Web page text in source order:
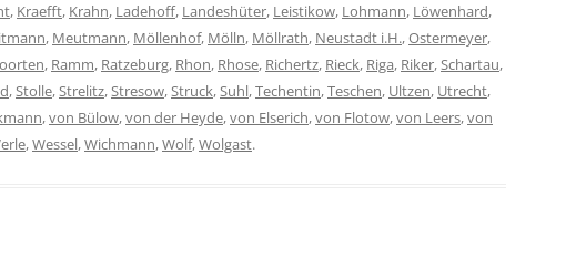
, Kraefft, Krahn, Ladehoff, Landeshüter, Leistikow, Lohmann, Löwenhard,
, Meutmann, Möllenhof, Mölln, Möllrath, Neustadt i.H.,Ostermeyer,
, Ramm, Ratzeburg, Rhon, Rhose, Richertz, Rieck, Riga, Riker,Schartau,
,Stolle,Strelitz,Stresow,Struck,Suhl,Techentin,Teschen, Ultzen, Utrecht,
,von Bülow,von der Heyde,von Elserich,von Flotow,von Leers,von
,Wessel,Wichmann,Wolf,Wolgast.